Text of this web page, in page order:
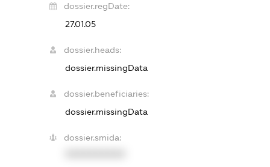
dossier.regDate:
27.01.05
dossier.heads:
dossier.missingData
dossier.beneficiaries:
dossier.missingData
dossier.smida: